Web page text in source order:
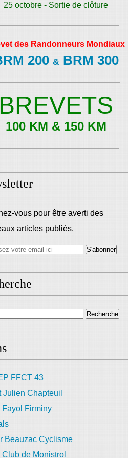
25 octobre - Sortie de clôture
des Randonneurs Mondiaux
200 &BRM 300
BREVETS
100 KM & 150 KM
vous pour être averti des
articles publiés.
FFCT 43
Julien Chapteuil
Fayol Firminy
Beauzac Cyclisme
de Monistrol